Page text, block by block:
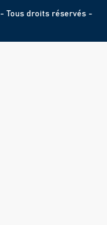
- Tous droits réservés -